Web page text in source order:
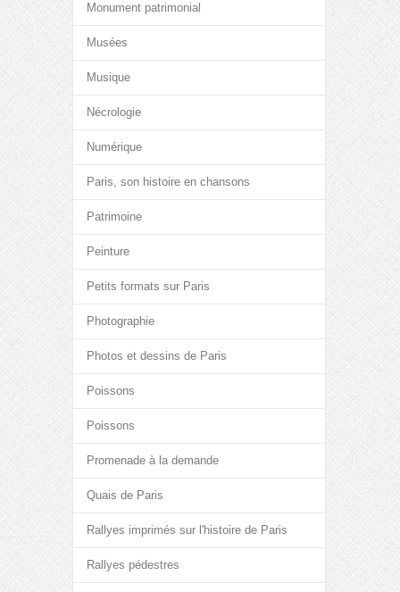
Monument patrimonial
Musées
Musique
Nécrologie
Numérique
Paris, son histoire en chansons
Patrimoine
Peinture
Petits formats sur Paris
Photographie
Photos et dessins de Paris
Poissons
Poissons
Promenade à la demande
Quais de Paris
Rallyes imprimés sur l'histoire de Paris
Rallyes pédestres